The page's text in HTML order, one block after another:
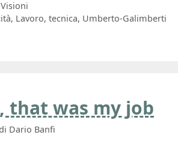
, Lavoro, tecnica, Umberto-Galimberti
that was my job
Dario Banfi